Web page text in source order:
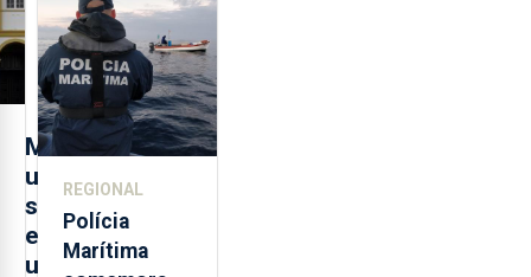
M
u
s
e
u
evolução
turística
REGIONAL
Polícia
Marítima